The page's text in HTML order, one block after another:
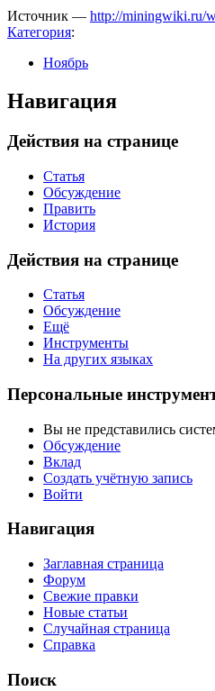
Источник — http://miningwiki.ru/
Категория:
Ноябрь
Навигация
Действия на странице
Статья
Обсуждение
Править
История
Действия на странице
Статья
Обсуждение
Ещё
Инструменты
На других языках
Персональные
Вы не представились
Обсуждение
Вклад
Создать учётную запись
Войти
Навигация
Заглавная страница
Форум
Свежие правки
Новые статьи
Случайная страница
Справка
Поиск